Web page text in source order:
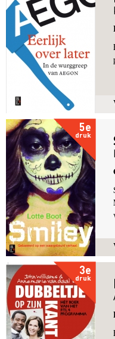
5e
druk
3e
druk